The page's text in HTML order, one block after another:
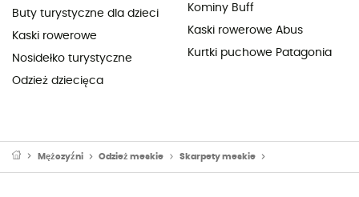
Buty turystyczne dla dzieci
Kaski rowerowe
Nosidełko turystyczne
Odzież dziecięca
Kominy Buff
Kaski rowerowe Abus
Kurtki puchowe Patagonia
Mężczyźni Odzież meskie Skarpety meskie